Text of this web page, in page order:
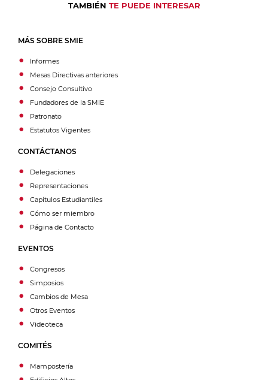
TAMBIÉN TE PUEDE INTERESAR
MÁS SOBRE SMIE
Informes
Mesas Directivas anteriores
Consejo Consultivo
Fundadores de la SMIE
Patronato
Estatutos Vigentes
CONTÁCTANOS
Delegaciones
Representaciones
Capítulos Estudiantiles
Cómo ser miembro
Página de Contacto
EVENTOS
Congresos
Simposios
Cambios de Mesa
Otros Eventos
Videoteca
COMITÉS
Mampostería